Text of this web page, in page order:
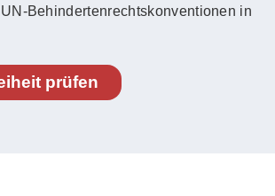
Behindertenrechtskonventionen in
prüfen